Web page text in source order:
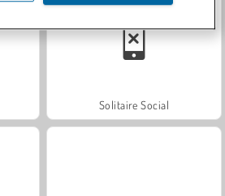
Solitaire Social